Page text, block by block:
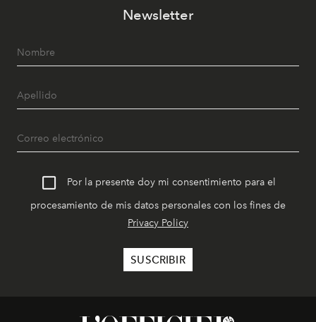
Newsletter
Por la presente doy mi consentimiento para el
procesamiento de mis datos personales con los fines de
Privacy Policy